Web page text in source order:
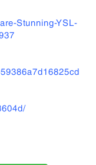
Stunning-YSL-